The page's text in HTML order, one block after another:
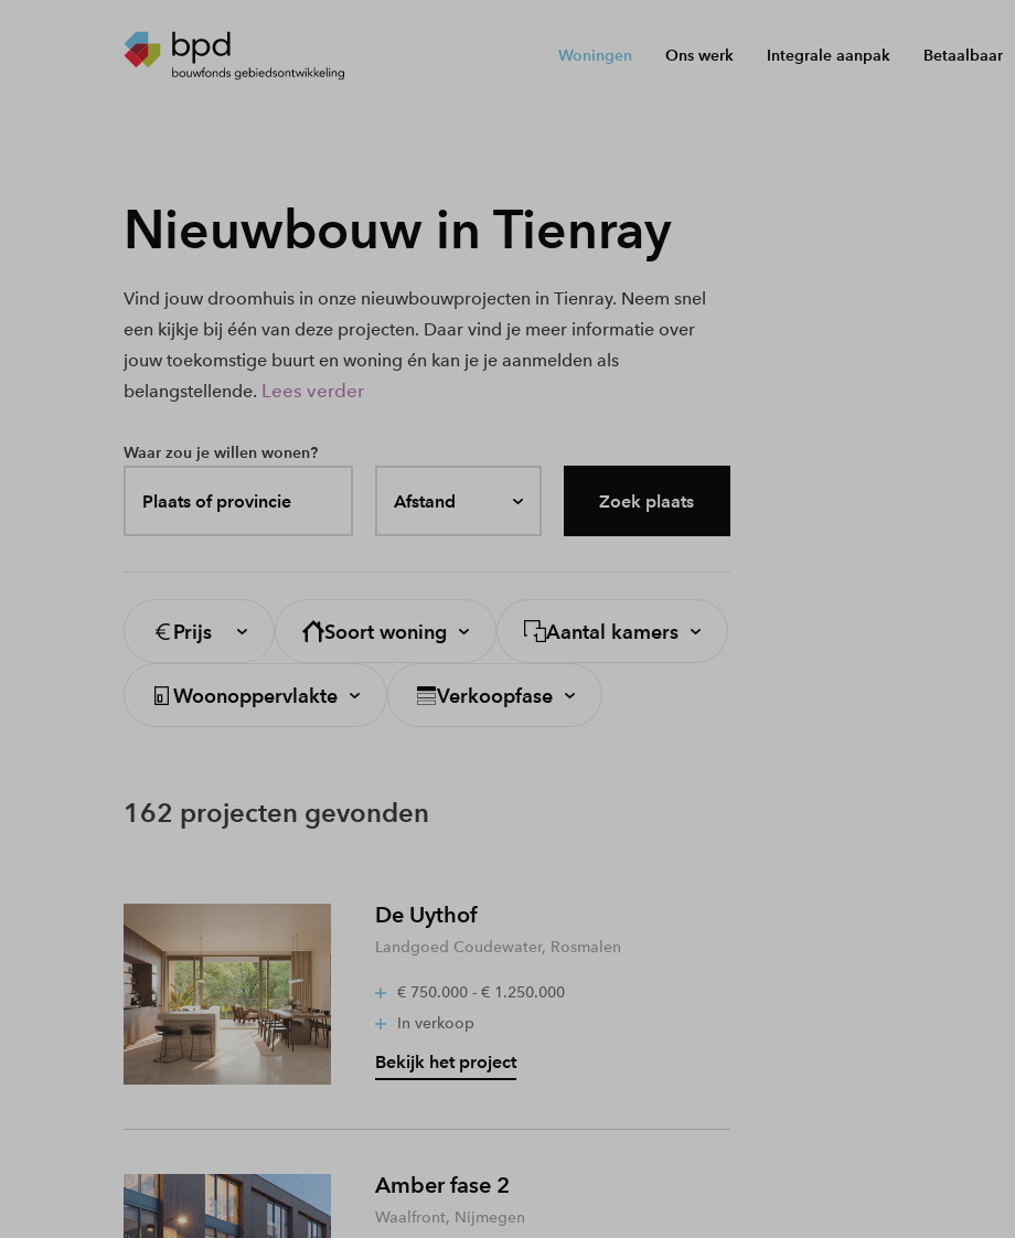
Woningen Ons werk Integrale aanpak Betaalbaar
Nieuwbouw in Tienray
Vind jouw droomhuis in onze nieuwbouwprojecten in Tienray. Neem snel
een kijkje bij één van deze projecten. Daar vind je meer informatie over
jouw toekomstige buurt en woning én kan je je aanmelden als
belangstellende. Lees verder
Waar zou je willen wonen?
Plaats of provincie Afstand Zoek plaats
Prijs Soort woning Aantal kamers
Woonoppervlakte Verkoopfase
162 projecten gevonden
De Uythof
Landgoed Coudewater, Rosmalen
€ 750.000 - € 1.250.000
In verkoop
Bekijk het project
Amber fase 2
Waalfront, Nijmegen